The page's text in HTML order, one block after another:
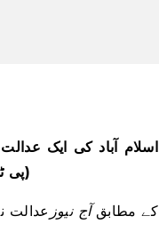
اسلام آباد کی ایک
(پی
کے مطابقآج نیوز